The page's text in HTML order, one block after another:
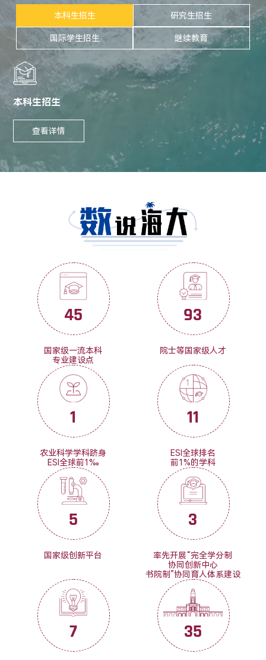
本科生招生 研究生招生
国际学生招生 继续教育
本科生招生
查看详情
45
国家级一流本科
专业建设点
93
院士等国家级人才
1
农业科学学科跻身
ESI全球前1‰
11
ESI全球排名
前1%的学科
5
国家级创新平台
3
率先开展“完全学分制
协同创新中心
书院制”协同育人体系建设
7 35